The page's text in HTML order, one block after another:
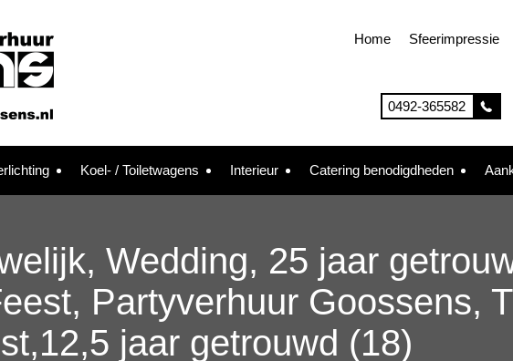
Home Sfeerimpressie
0492-365582
Koel- / Toiletwagens Interieur Catering benodigdheden
Wedding, 25 jaar
Partyverhuur Goossens,
jaar getrouwd (18)